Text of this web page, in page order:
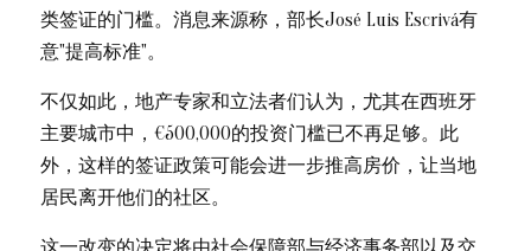
类签证的门槛。消息来源称，部长José Luis Escrivá有
意"提高标准"。
不仅如此，地产专家和立法者们认为，尤其在西班牙
主要城市中，€500,000的投资门槛已不再足够。此
外，这样的签证政策可能会进一步推高房价，让当地
居民离开他们的社区。